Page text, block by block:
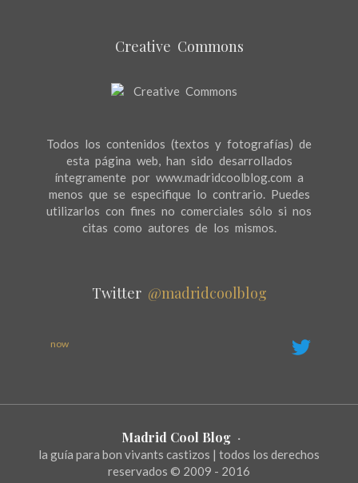
Creative Commons
Todos los contenidos (textos y fotografías) de
esta página web, han sido desarrollados
íntegramente por www.madridcoolblog.com a
menos que se especifique lo contrario. Puedes
utilizarlos con fines no comerciales sólo si nos
citas como autores de los mismos.
Twitter @madridcoolblog
now
Madrid Cool Blog ·
la guía para bon vivants castizos | todos los derechos
reservados © 2009 - 2016